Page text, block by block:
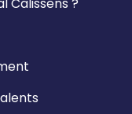
Calissens ?